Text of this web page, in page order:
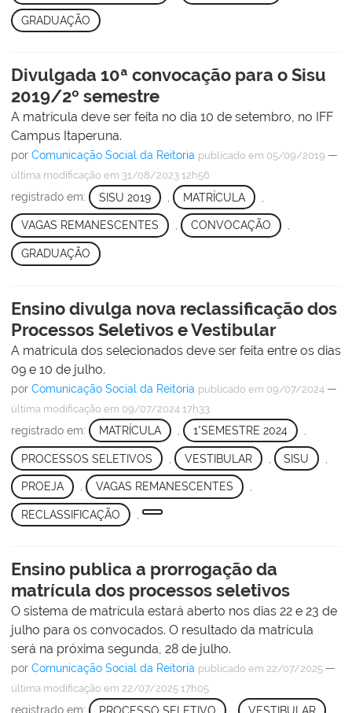
GRADUAÇÃO
Divulgada 10ª convocação para o Sisu
2019/2º semestre
A matrícula deve ser feita no dia 10 de setembro, no IFF
Campus Itaperuna.
por Comunicação Social da Reitoria publicado em 05/09/2019 —
última modificação em 31/08/2023 12h56
registrado em: SISU 2019 MATRÍCULA
VAGAS REMANESCENTES , CONVOCAÇÃO ,
GRADUAÇÃO
Ensino divulga nova reclassificação dos
Processos Seletivos e Vestibular
A matrícula dos selecionados deve ser feita entre os dias
09 e 10 de julho.
por Comunicação Social da Reitoria publicado em 09/07/2024 —
última modificação em 09/07/2024 17h33
registrado em: MATRÍCULA 1°SEMESTRE 2024
PROCESSOS SELETIVOS VESTIBULAR SISU
PROEJA , VAGAS REMANESCENTES ,
RECLASSIFICAÇÃO
Ensino publica a prorrogação da
matrícula dos processos seletivos
O sistema de matrícula estará aberto nos dias 22 e 23 de
julho para os convocados. O resultado da matrícula
será na próxima segunda, 28 de julho.
por Comunicação Social da Reitoria publicado em 22/07/2025 —
última modificação em 22/07/2025 17h05
registrado em: PROCESSO SELETIVO VESTIBULAR